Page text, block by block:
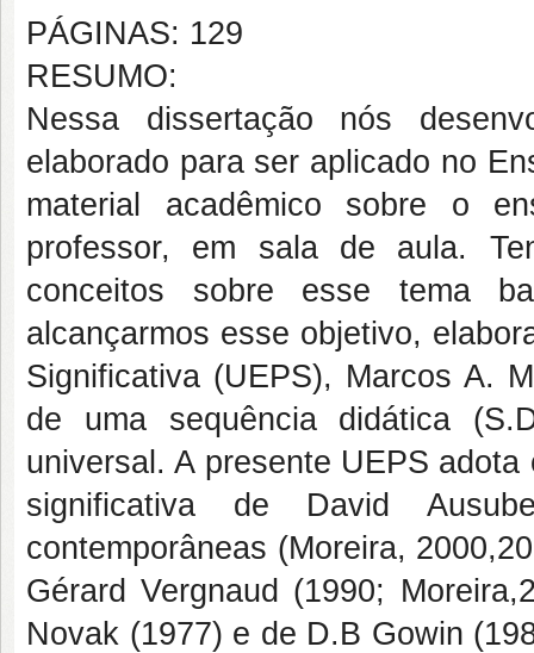
PÁGINAS: 129
RESUMO:
Nessa dissertação nós
elaborado para ser aplicado no
material acadêmico sobre o
professor, em sala de aula.
conceitos sobre esse tema
alcançarmos esse objetivo,
Significativa (UEPS), Marcos A.
de uma sequência didática
universal. A presente UEPS
significativa de David
contemporâneas (Moreira,
Gérard Vergnaud (1990;
Novak (1977) e de D.B Gowin